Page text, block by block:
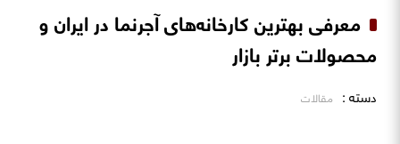
معرفی بهترین کارخانه‌های آجرنما در ایران و
محصولات برتر بازار
دسته : مقالات